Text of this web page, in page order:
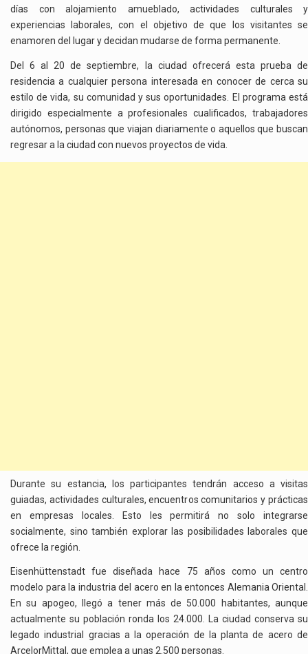
días con alojamiento amueblado, actividades culturales y
experiencias laborales, con el objetivo de que los visitantes se
enamoren del lugar y decidan mudarse de forma permanente.
Del 6 al 20 de septiembre, la ciudad ofrecerá esta prueba de
residencia a cualquier persona interesada en conocer de cerca su
estilo de vida, su comunidad y sus oportunidades. El programa está
dirigido especialmente a profesionales cualificados, trabajadores
autónomos, personas que viajan diariamente o aquellos que buscan
regresar a la ciudad con nuevos proyectos de vida.
Durante su estancia, los participantes tendrán acceso a visitas
guiadas, actividades culturales, encuentros comunitarios y prácticas
en empresas locales. Esto les permitirá no solo integrarse
socialmente, sino también explorar las posibilidades laborales que
ofrece la región.
Eisenhüttenstadt fue diseñada hace 75 años como un centro
modelo para la industria del acero en la entonces Alemania Oriental.
En su apogeo, llegó a tener más de 50.000 habitantes, aunque
actualmente su población ronda los 24.000. La ciudad conserva su
legado industrial gracias a la operación de la planta de acero de
ArcelorMittal, que emplea a unas 2.500 personas.